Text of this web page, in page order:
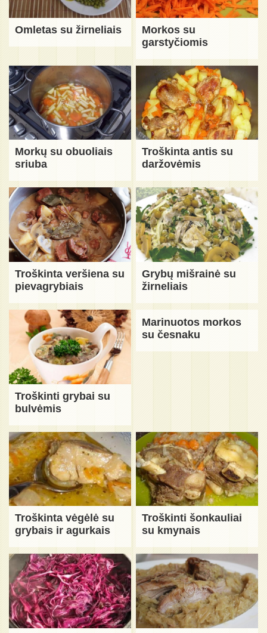
Omletas su žirneliais
Morkos su
garstyčiomis
Morkų su obuoliais
sriuba
Troškinta antis su
daržovėmis
Troškinta veršiena su
pievagrybiais
Grybų mišrainė su
žirneliais
Troškinti grybai su
bulvėmis
Marinuotos morkos
su česnaku
Troškinta vėgėlė su
grybais ir agurkais
Troškinti šonkauliai
su kmynais